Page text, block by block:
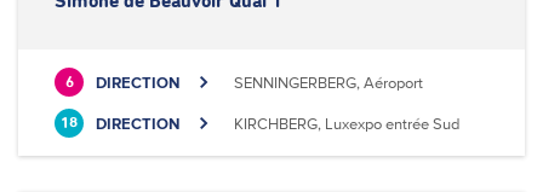
6 DIRECTION SENNINGERBERG, Aéroport
18 DIRECTION KIRCHBERG, Luxexpo entrée Sud